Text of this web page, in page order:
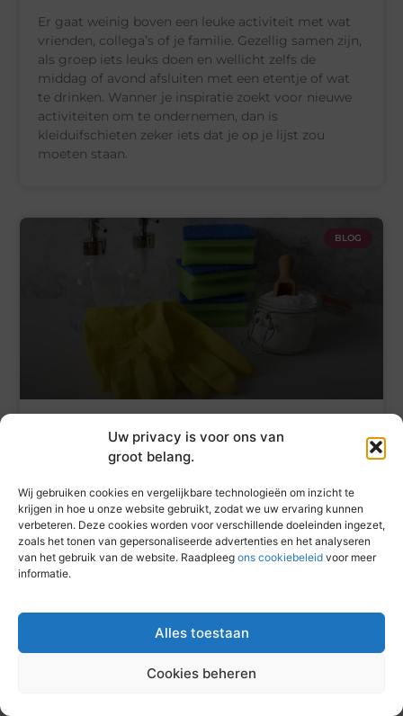
Uw privacy is voor ons van
groot belang.
Wij gebruiken cookies en vergelijkbare technologieën om inzicht te
krijgen in hoe u onze website gebruikt, zodat we uw ervaring kunnen
verbeteren. Deze cookies worden voor verschillende doeleinden ingezet,
zoals het tonen van gepersonaliseerde advertenties en het analyseren
van het gebruik van de website. Raadpleeg ons cookiebeleid voor meer
informatie.
Alles toestaan
Cookies beheren
Er gaat weinig boven een leuke activiteit met wat
vrienden, collega’s of je familie. Gezellig samen zijn,
als groep iets leuks doen en wellicht zelfs de
middag of avond afsluiten met een etentje of wat
te drinken. Wanner je inspiratie zoekt voor nieuwe
activiteiten om te ondernemen, dan is
kleiduifschieten zeker iets dat je op je lijst zou
moeten staan.
BLOG
Het gemak en de voordelen van een
professioneel schoonmaakbedrijf
bedrijven lijkt schoonmaak een bijzaak: een taak die
tussen de andere werkzaamheden door moet
worden gedaan. Toch heeft een schone
werkomgeving veel invloed op het dagelijkse
functioneren van een bedrijf. Van frisse
draagt bij aan de gezondheid, productiviteit en
motivatie van medewerkers. Schoonmaak gaat dus
verder dan alleen